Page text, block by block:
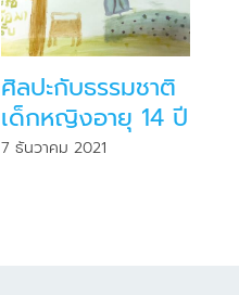
ศิลปะกับธรรมชาติ
เด็กหญิงอายุ 14 ปี
7 ธันวาคม 2021